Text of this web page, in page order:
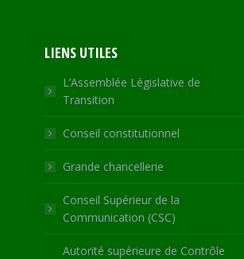
LIENS UTILES
L’Assemblée Législative de
Transition
Conseil constitutionnel
Grande chancellerie
Conseil Supérieur de la
Communication (CSC)
Autorité supérieure de Contrôle